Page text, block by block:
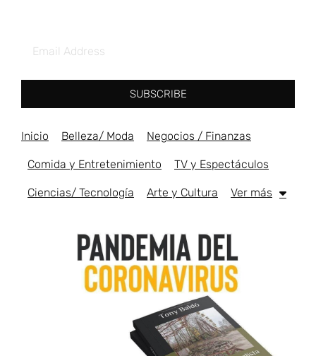
SUBSCRIBE
Inicio Belleza/ Moda Negocios / Finanzas
Comida y Entretenimiento TV y Espectáculos
Ciencias/ Tecnología Arte y Cultura Ver más